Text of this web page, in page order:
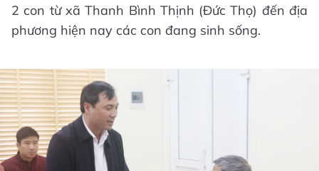
2 con từ xã Thanh Bình Thịnh (Đức Thọ) đến địa
phương hiện nay các con đang sinh sống.